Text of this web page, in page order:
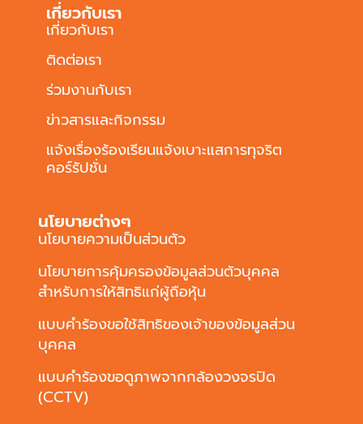
เกี่ยวกับเรา
เกี่ยวกับเรา
ติดต่อเรา
ร่วมงานกับเรา
ข่าวสารและกิจกรรม
แจ้งเรื่องร้องเรียนแจ้งเบาะแสการทุจริต
คอร์รัปชั่น
นโยบายต่างๆ
นโยบายความเป็นส่วนตัว
นโยบายการคุ้มครองข้อมูลส่วนตัวบุคคล
สำหรับการให้สิทธิแก่ผู้ถือหุ้น
แบบคำร้องขอใช้สิทธิของเจ้าของข้อมูลส่วน
บุคคล
แบบคำร้องขอดูภาพจากกล้องวงจรปิด
(CCTV)